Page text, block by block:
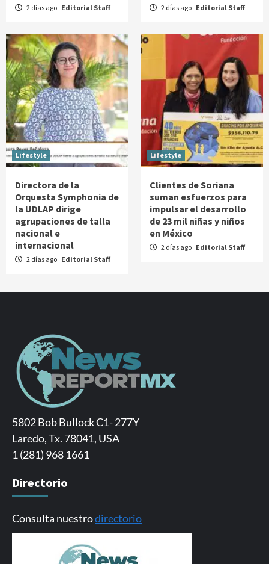
2 días ago Editorial Staff 2 días ago Editorial Staff
Lifestyle
Directora de la
Orquesta Symphonia de
la UDLAP dirige
agrupaciones de talla
nacional e
internacional
2 días ago Editorial Staff
Lifestyle
Clientes de Soriana
suman esfuerzos para
impulsar el desarrollo
de 23 mil niñas y niños
en México
2 días ago Editorial Staff
5802 Bob Bullock C1- 277Y
Laredo, Tx. 78041, USA
1 (281) 968 1661
Directorio
Consulta nuestrodirectorio